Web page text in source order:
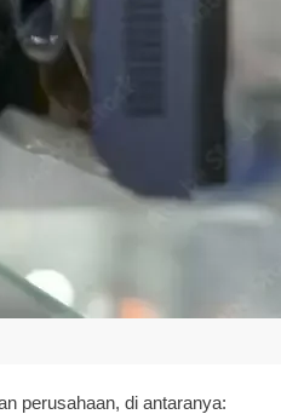
perusahaan, di antaranya: